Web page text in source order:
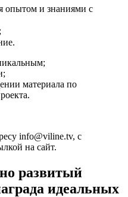
опытом и знаниями с
материала по
info@viline.tv, с
на сайт.
развитый
идеальных